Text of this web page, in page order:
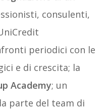
consulenti,
periodici con le
e di crescita; la
Academy; un
parte del team di